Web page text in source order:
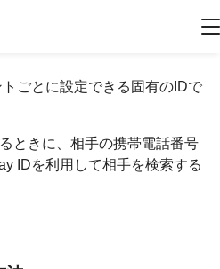
ごとに設定できる固有のIDで
ときに、相手の携帯電話番号
IDを利用して相手を検索する